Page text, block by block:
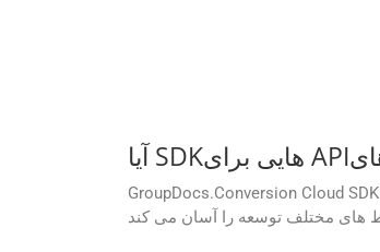
GroupDocs.Conversion Cloud SDK هایی را برای زبان های برنامه نویسی مختلف مانند .NET، Java، Android، PHP، Node.js، Python، Ruby، cURL و Go فراهم می کند و ادغام آن